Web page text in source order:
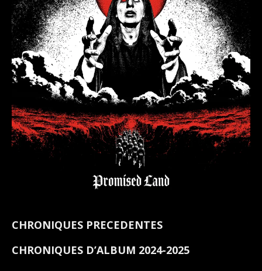
CHRONIQUES PRECEDENTES
CHRONIQUES D’ALBUM 2024-2025